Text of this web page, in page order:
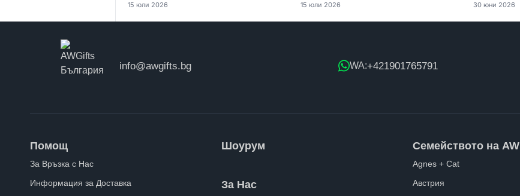
15 юли 2026
15 юли 2026
30 юни 2026
info@awgifts.bg WA:+421901765791
Помощ
За Връзка с Нас
Информация за Доставка
Шоурум
За Нас
Семейството на AW
Agnes + Cat
Австрия